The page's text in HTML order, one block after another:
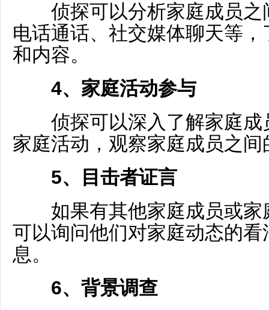
侦探可以分析家庭成员之
电话通话、社交媒体聊天等
和内容。
4、家庭活动参与
侦探可以深入了解家庭成
家庭活动，观察家庭成员之
5、目击者证言
如果有其他家庭成员或家
可以询问他们对家庭动态的
息。
6、背景调查